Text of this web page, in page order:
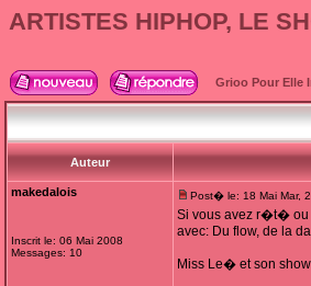
ARTISTES HIPHOP, LE
Grioo Pour Elle
Auteur
makedalois
Inscrit le: 06 Mai 2008
Messages: 10
Post� le: 18 Mai Mar,
Si vous avez r�t� ou
avec: Du flow, de la
Miss Le� et son